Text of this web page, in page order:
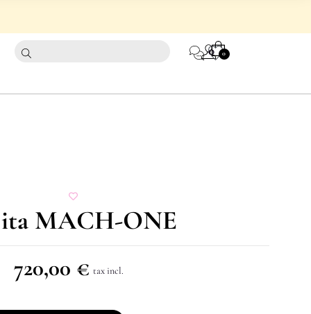
0 0
CART
MACH-ONE
720,00 € tax incl.